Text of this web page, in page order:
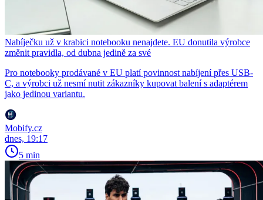
Nabíječku už v krabici notebooku nenajdete. EU donutila výrobce
změnit pravidla, od dubna jedině za své
Pro notebooky prodávané v EU platí povinnost nabíjení přes USB-
C, a výrobci už nesmí nutit zákazníky kupovat balení s adaptérem
jako jedinou variantu.
Mobify.cz
dnes, 19:17
5 min